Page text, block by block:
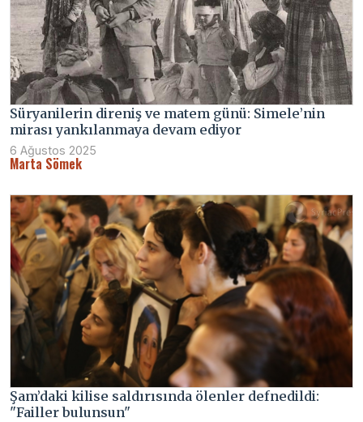
Süryanilerin direniş ve matem günü: Simele’nin
mirası yankılanmaya devam ediyor
6 Ağustos 2025
Marta Sömek
Şam’daki kilise saldırısında ölenler defnedildi:
"Failler bulunsun"